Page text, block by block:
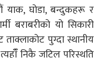
याक, घोडा, बन्दुकहरू र
बराबरीको यो सिकारी
पुग्दा स्थानीय
निकै जटिल परिस्थति